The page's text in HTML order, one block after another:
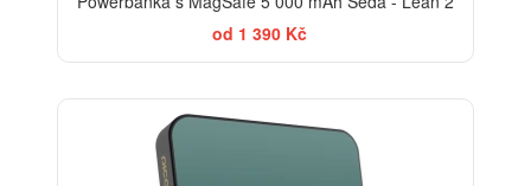
od 1 390 Kč